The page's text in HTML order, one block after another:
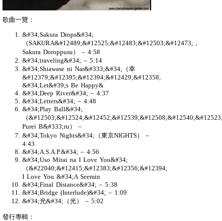
歌曲一覽：
&#34;Sakura Drops&#34;
（SAKURA&#12489;&#12525;&#12483;&#12503;&#12473;，
Sakura Doroppusu） – 4:58
&#34;traveling&#34; – 5:14
&#34;Shiawase ni Nar&#333;&#34;（幸
&#12379;&#12395;&#12394;&#12429;&#12358;
&#34;Let&#39;s Be Happy&
&#34;Deep River&#34; – 4:37
&#34;Letters&#34; – 4:48
&#34;Play Ball&#34;
（
Purei B&#333;ru） –
&#34;Tokyo Nights&#34;（東京NIGHTS） –
4:43
&#34;A.S.A.P.&#34; – 4:56
&#34;Uso Mitai na I Love You&#34;
（&#22040;&#12415;&#12383;&#12356;&#12394;
I Love You &#34;A Seemin
&#34;Final Distance&#34; – 5:38
&#34;Bridge (Interlude)&#34; – 1:09
&#34;光&#34;（光） – 5:02
發行專輯：